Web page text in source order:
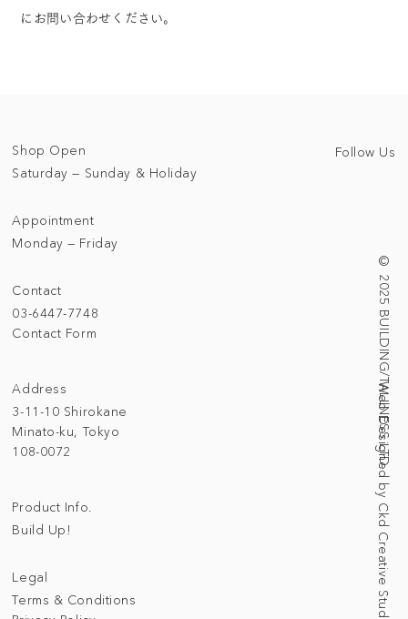
にお問い合わせください。
Address
3-11-10 Shirokane
Minato-ku, Tokyo
108-0072
© 2025 BUILDING/TALLNESS LTD.
Web Designed by Ckd Creative Studio
Contact
03-6447-7748
Contact Form
Shop Open
Saturday — Sunday & Holiday
Appointment
Monday — Friday
Legal
Terms & Conditions
Product Info.
Build Up!
Follow Us